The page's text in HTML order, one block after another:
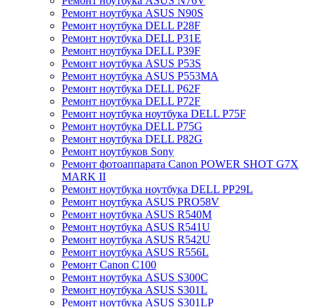
Ремонт ноутбука ASUS N90S
Ремонт ноутбука DELL P28F
Ремонт ноутбука DELL P31E
Ремонт ноутбука DELL P39F
Ремонт ноутбука ASUS P53S
Ремонт ноутбука ASUS P553MA
Ремонт ноутбука DELL P62F
Ремонт ноутбука DELL P72F
Ремонт ноутбука ноутбука DELL P75F
Ремонт ноутбука DELL P75G
Ремонт ноутбука DELL P82G
Ремонт ноутбуков Sony
Ремонт фотоаппарата Canon POWER SHOT G7X
MARK II
Ремонт ноутбука ноутбука DELL PP29L
Ремонт ноутбука ASUS PRO58V
Ремонт ноутбука ASUS R540M
Ремонт ноутбука ASUS R541U
Ремонт ноутбука ASUS R542U
Ремонт ноутбука ASUS R556L
Ремонт Canon C100
Ремонт ноутбука ASUS S300C
Ремонт ноутбука ASUS S301L
Ремонт ноутбука ASUS S301LP